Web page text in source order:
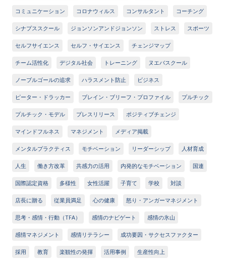
コミュニケーション コロナウィルス コンサルタント コーチング
シナプススクール ジョンソンアンドジョンソン ストレス スポーツ
セルフサイエンス セルフ・サイエンス チェンジマップ
チーム活性化 デジタル社会 トレーニング ヌエバスクール
ノーブルゴールの追求 ハラスメント防止 ビジネス
ピーター・ドラッカー ブレイン・ブリーフ・プロファイル プルチック
プルチック・モデル プレスリリース ポジティブチェンジ
マインドフルネス マネジメント メディア掲載
メンタルプラクティス モチベーション リーダーシップ 人材育成
人生 働き方改革 共感力の活用 内発的なモチベーション 国連
国際認定資格 多様性 女性活躍 子育て 学校 対談
店長に贈る 従業員満足 心の健康 怒り・アンガーマネジメント
思考・感情・行動（TFA） 感情のナビゲート 感情の氷山
感情マネジメント 感情リテラシー 成功要因・サクセスファクター
採用 教育 楽観性の発揮 活用事例 生産性向上